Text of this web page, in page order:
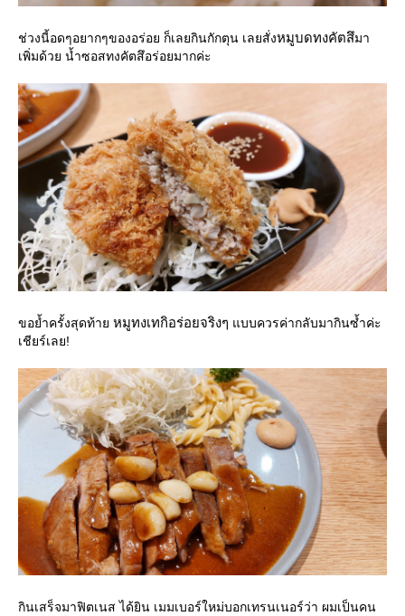
ช่วงนี้อดๆอยากๆของอร่อย ก็เลยกินกักตุน เลยสั่งหมูบดทงคัตสึมา
เพิ่มด้วย น้ำซอสทงคัตสึอร่อยมากค่ะ
ขอย้ำครั้งสุดท้า หมูทงเทกิอร่อยจริงๆ บบควรค่ากลับมากินซ้ำค่ะ
เชียร์เลย!
กินเสร็จมาฟิตเนส ได้ยิน เมมเบอร์ใหม่บอกเทรนเนอร์ว่า ผมเป็นคน